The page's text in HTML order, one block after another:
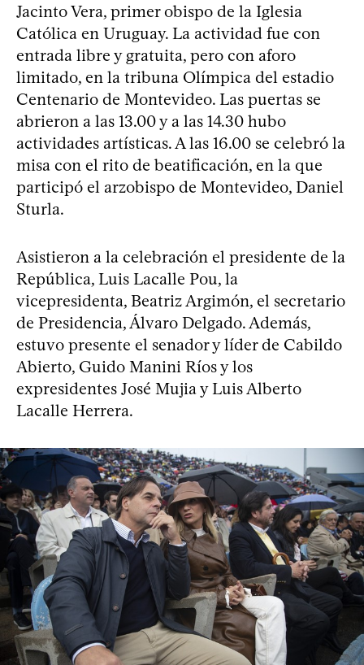
Jacinto Vera, primer obispo de la Iglesia
Católica en Uruguay. La actividad fue con
entrada libre y gratuita, pero con aforo
limitado, en la tribuna Olímpica del estadio
Centenario de Montevideo. Las puertas se
abrieron a las 13.00 y a las 14.30 hubo
actividades artísticas. A las 16.00 se celebró la
misa con el rito de beatificación, en la que
participó el arzobispo de Montevideo, Daniel
Sturla.
Asistieron a la celebración el presidente de la
República, Luis Lacalle Pou, la
vicepresidenta, Beatriz Argimón, el secretario
de Presidencia, Álvaro Delgado. Además,
estuvo presente el senador y líder de Cabildo
Abierto, Guido Manini Ríos y los
expresidentes José Mujia y Luis Alberto
Lacalle Herrera.